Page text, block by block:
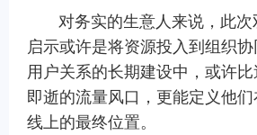
对务实的生意人来说，此次
启示或许是将资源投入到组织
用户关系的长期建设中，或许
即逝的流量风口，更能定义他
线上的最终位置。